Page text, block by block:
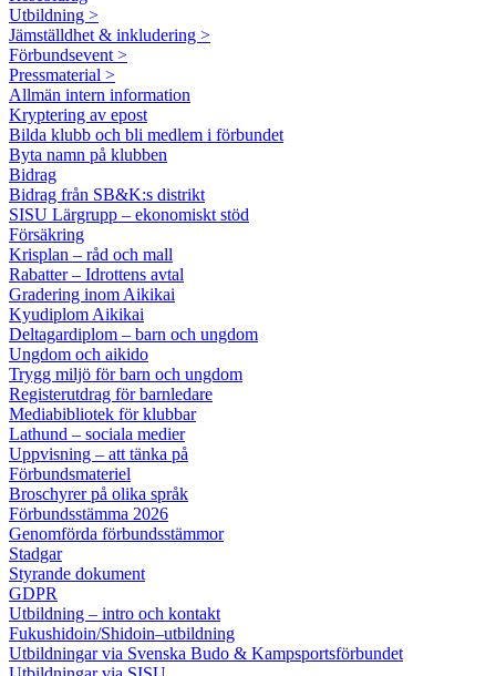
Utbildning >
Jämställdhet & inkludering >
Förbundsevent >
Pressmaterial >
Allmän intern information
Kryptering av epost
Bilda klubb och bli medlem i förbundet
Byta namn på klubben
Bidrag
Bidrag från SB&K:s distrikt
SISU Lärgrupp – ekonomiskt stöd
Försäkring
Krisplan – råd och mall
Rabatter – Idrottens avtal
Gradering inom Aikikai
Kyudiplom Aikikai
Deltagardiplom – barn och ungdom
Ungdom och aikido
Trygg miljö för barn och ungdom
Registerutdrag för barnledare
Mediabibliotek för klubbar
Lathund – sociala medier
Uppvisning – att tänka på
Förbundsmateriel
Broschyrer på olika språk
Förbundsstämma 2026
Genomförda förbundsstämmor
Stadgar
Styrande dokument
GDPR
Utbildning – intro och kontakt
Fukushidoin/Shidoin–utbildning
Utbildningar via Svenska Budo & Kampsportsförbundet